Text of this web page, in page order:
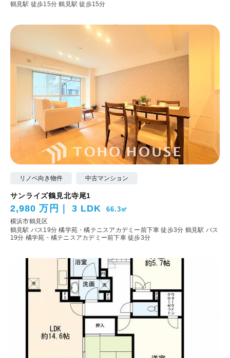
鶴見駅 徒歩15分鶴見駅 徒歩15分
リノベ向き物件 中古マンション
サンライズ鶴見北寺尾1
2,980 万円 3 LDK 66.3㎡
横浜市鶴見区
鶴見駅 バス19分 橘学苑・橘テニスアカデミー前下車 徒歩3分 鶴見駅 バス
19分 橘学苑・橘テニスアカデミー前下車 徒歩3分